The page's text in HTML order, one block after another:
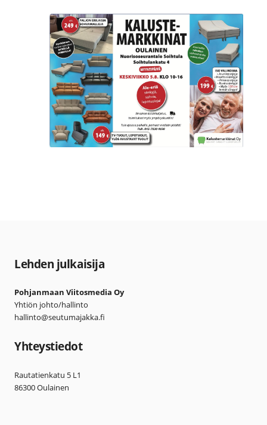
Lehden julkaisija
Pohjanmaan Viitosmedia Oy
Yhtiön johto/hallinto
hallinto@seutumajakka.fi
Yhteystiedot
Rautatienkatu 5 L1
86300 Oulainen